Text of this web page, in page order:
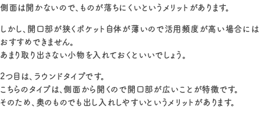
側面は開かないので、ものが落ちにくいというメリットがあります。
しかし、開口部が狭くポケット自体が薄いので活用頻度が高い場合には
おすすめできません。
あまり取り出さない小物を入れておくといいでしょう。
2つ目は、ラウンドタイプです。
こちらのタイプは、側面から開くので開口部が広いことが特徴です。
そのため、奥のものでも出し入れしやすいというメリットがあります。